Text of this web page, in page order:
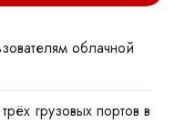
облачной
грузовых портов в